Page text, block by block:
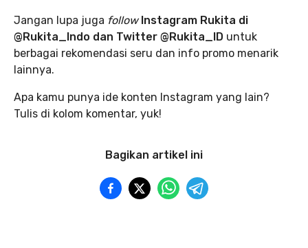
Jangan lupa juga follow Instagram Rukita di
@Rukita_Indo dan Twitter @Rukita_ID untuk
berbagai rekomendasi seru dan info promo menarik
lainnya.
Apa kamu punya ide konten Instagram yang lain?
Tulis di kolom komentar, yuk!
Bagikan artikel ini